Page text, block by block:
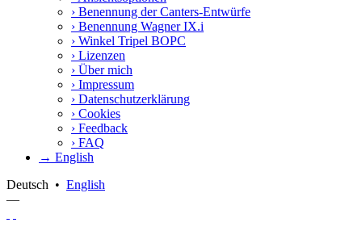
› Benennung der Canters-Entwürfe
› Benennung Wagner IX.i
› Winkel Tripel BOPC
› Lizenzen
› Über mich
› Impressum
› Datenschutzerklärung
› Cookies
› Feedback
› FAQ
→ English
Deutsch • English
—